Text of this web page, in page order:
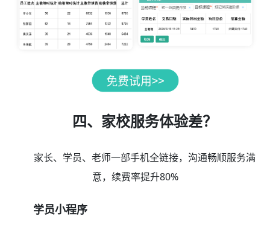
四、家校服务体验差？
家长、学员、老师一部手机全链接，沟通畅顺服务满
意，续费率提升80%
学员小程序